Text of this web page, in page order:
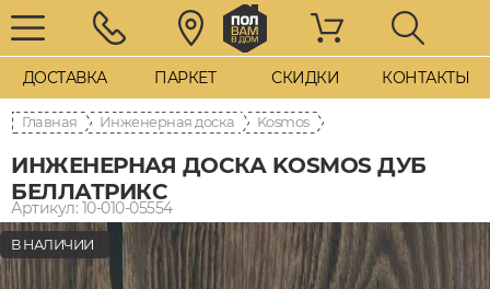
ДОСТАВКА ПАРКЕТ СКИДКИ КОНТАКТЫ
Главная Инженерная доска Kosmos
ИНЖЕНЕРНАЯ ДОСКА KOSMOS ДУБ
БЕЛЛАТРИКС
Артикул: 10-010-05554
В НАЛИЧИИ